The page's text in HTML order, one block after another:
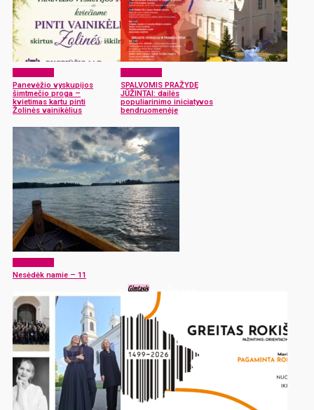
Panevėžio vyskupijos
šimtmečio proga –
kvietimas kartu pinti
Žolinės vainikėlius
SPALVOMIS PRAŽYDĘ
JŪŽINTAI: dailės
populiarinimo iniciatyvos
bendruomenėje
Nesėdėk namie – 11